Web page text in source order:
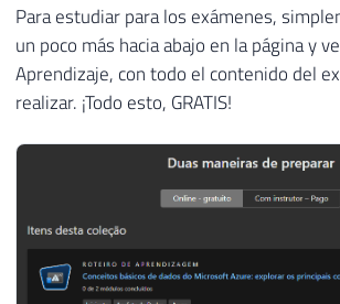
Para estudiar para los exámenes,
un poco más hacia abajo en la página y
Aprendizaje, con todo el contenido del
realizar. ¡Todo esto, GRATIS!